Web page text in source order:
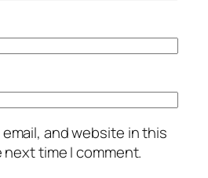
and website in this
time I comment.